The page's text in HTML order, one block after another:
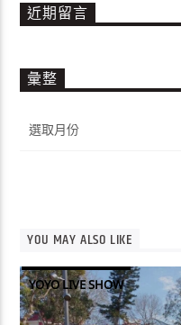
近期留言
彙整
整
YOU MAY ALSO LIKE
YOYO LIVE SHOW